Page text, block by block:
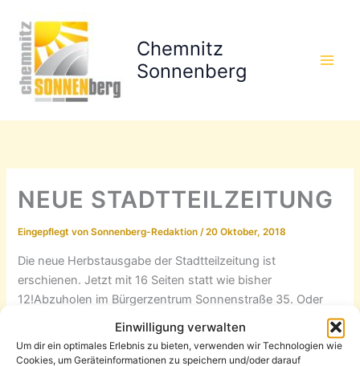
Einwilligung verwalten
Um dir ein optimales Erlebnis zu bieten, verwenden wir Technologien wie
Cookies, um Geräteinformationen zu speichern und/oder darauf
Inhalt
springen
Chemnitz
Sonnenberg
NEUE STADTTEILZEITUNG
Eingepflegt von Sonnenberg-Redaktion/20 Oktober, 2018
Die neue Herbstausgabe der Stadtteilzeitung ist
erschienen. Jetzt mit 16 Seiten statt wie bisher
12!Abzuholen im Bürgerzentrum Sonnenstraße 35. Oder
.
Themen des von Redakteur Daniel Schneider gestalteten